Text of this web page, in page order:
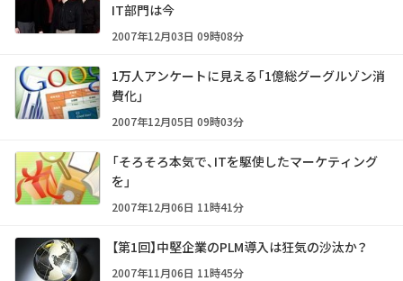
IT部門は今
2007年12月03日 09時08分
1万人アンケートに見える「1億総グーグルゾン消
費化」
2007年12月05日 09時03分
「そろそろ本気で、ITを駆使したマーケティング
を」
2007年12月06日 11時41分
【第1回】中堅企業のPLM導入は狂気の沙汰か？
2007年11月06日 11時45分